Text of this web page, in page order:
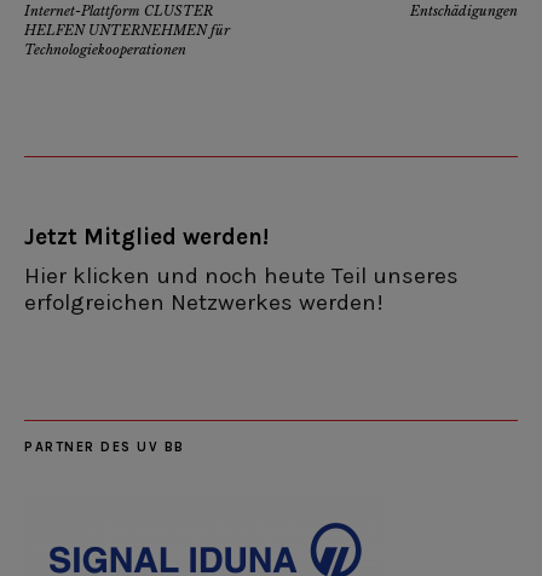
Internet-Plattform CLUSTER
HELFEN UNTERNEHMEN für
Technologiekooperationen
Entschädigungen
Jetzt Mitglied werden!
Hier klicken und noch heute Teil unseres
erfolgreichen Netzwerkes werden!
PARTNER DES UV BB